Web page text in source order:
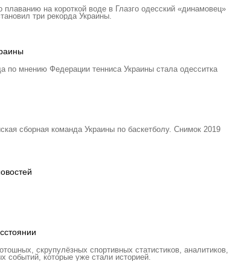
на короткой воде в Глазго одесский «динамовец»
три рекорда Украины.
по мнению Федерации тенниса Украины стала одесситка
сборная команда Украины по баскетболу. Снимок 2019
скрупулёзных спортивных статистиков, аналитиков,
событий, которые уже стали историей.